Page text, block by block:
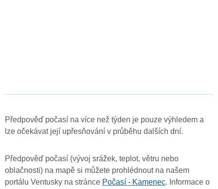
Předpověď počasí na více než týden je pouze výhledem a
lze očekávat její upřesňování v průběhu dalších dní.
Předpověď počasí (vývoj srážek, teplot, větru nebo
oblačnosti) na mapě si můžete prohlédnout na našem
portálu Ventusky na stránce Počasí - Kamenec. Informace o